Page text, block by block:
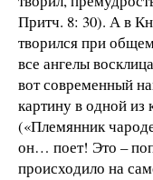
Притч. 8: 30). А в
творился при
все ангелы
вот современный
картину в одной
(«Племянник
он… поет! Это –
происходило на